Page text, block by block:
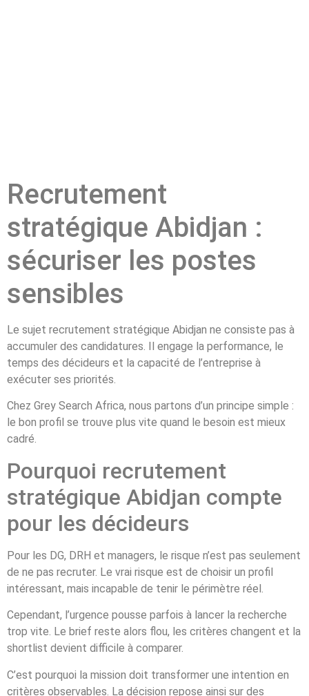
Recrutement
stratégique Abidjan :
sécuriser les postes
sensibles
Le sujet recrutement stratégique Abidjan ne consiste pas à
accumuler des candidatures. Il engage la performance, le
temps des décideurs et la capacité de l’entreprise à
exécuter ses priorités.
Chez Grey Search Africa, nous partons d’un principe simple :
le bon profil se trouve plus vite quand le besoin est mieux
cadré.
Pourquoi recrutement
stratégique Abidjan compte
pour les décideurs
Pour les DG, DRH et managers, le risque n’est pas seulement
de ne pas recruter. Le vrai risque est de choisir un profil
intéressant, mais incapable de tenir le périmètre réel.
Cependant, l’urgence pousse parfois à lancer la recherche
trop vite. Le brief reste alors flou, les critères changent et la
shortlist devient difficile à comparer.
C’est pourquoi la mission doit transformer une intention en
critères observables. La décision repose ainsi sur des